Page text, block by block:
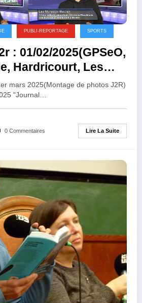
PUBLI-REPORTAGE SPORTS
: 01/02/2025(GPSeO,
Hardricourt, Les
Epône, Verneuil,
salon…)
mars 2025(Montage de photos J2R)
"Journal…
0 Commentaires Lire La Suite